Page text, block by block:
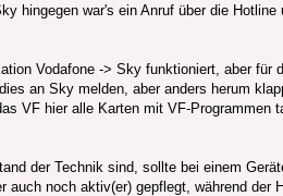
hingegen war's ein Anruf über die
Vodafone -> Sky funktioniert, aber
an Sky melden, aber anders herum
VF hier alle Karten mit VF-
der Technik sind, sollte bei einem
auch noch aktiv(er) gepflegt, während